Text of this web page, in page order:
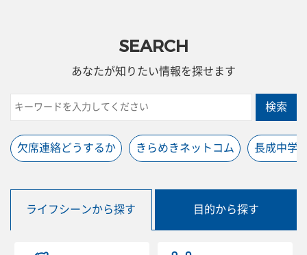
SEARCH
あなたが知りたい情報を探せます
検索
欠席連絡どうするか きらめきネットコム 長成中学
ライフシーンから探す 目的から探す